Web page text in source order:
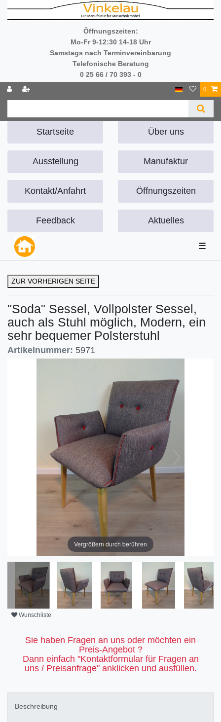
Öffnungszeiten:
Mo-Fr 9-12:30 14-18 Uhr
Samstags nach Terminvereinbarung
Telefonische Beratung
0 25 66 / 70 393 - 0
0
Startseite Über uns
Ausstellung Manufaktur
Kontakt/Anfahrt Öffnungszeiten
Feedback Aktuelles
☰
ZUR VORHERIGEN SEITE
"Soda" Sessel, Vollpolster Sessel,
auch als Stuhl möglich, Modern, ein
sehr bequemer Polsterstuhl
Artikelnummer: 5971
Vergrößern durch berühren
Wunschliste
Sie haben Fragen an uns oder möchten ein
Preis-Angebot ?
Dann einfach "Kontaktformular für Fragen an
uns / Preisanfrage" anklicken und ausfüllen.
Beschreibung